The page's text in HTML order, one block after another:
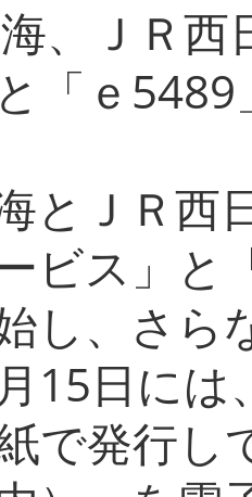
、ＪＲ
「ｅ
とＪＲ西
ビス」
し、さら
15日に
で発行し